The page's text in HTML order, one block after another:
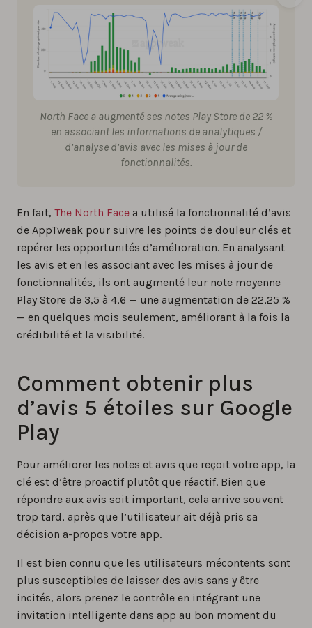
North Face a augmenté ses notes Play Store de 22 %
en associant les informations de analytiques /
d’analyse d’avis avec les mises à jour de
fonctionnalités.
En fait, The North Face a utilisé la fonctionnalité d’avis
de AppTweak pour suivre les points de douleur clés et
repérer les opportunités d’amélioration. En analysant
les avis et en les associant avec les mises à jour de
fonctionnalités, ils ont augmenté leur note moyenne
Play Store de 3,5 à 4,6 — une augmentation de 22,25 %
— en quelques mois seulement, améliorant à la fois la
crédibilité et la visibilité.
Comment obtenir plus
d’avis 5 étoiles sur Google
Play
Pour améliorer les notes et avis que reçoit votre app, la
clé est d’être proactif plutôt que réactif. Bien que
répondre aux avis soit important, cela arrive souvent
trop tard, après que l’utilisateur ait déjà pris sa
décision a-propos votre app.
Il est bien connu que les utilisateurs mécontents sont
plus susceptibles de laisser des avis sans y être
incités, alors prenez le contrôle en intégrant une
invitation intelligente dans app au bon moment du